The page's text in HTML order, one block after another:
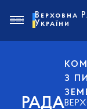
РАДА
З
Верховна
України